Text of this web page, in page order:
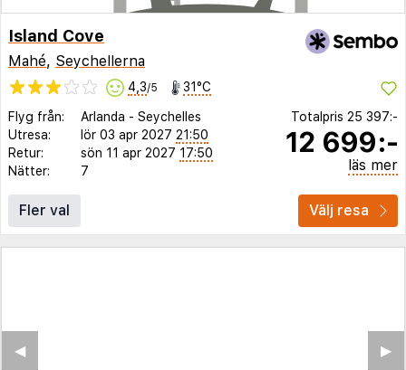
Island Cove
Mahé, Seychellerna
4,3/5 31°C
Flyg från: Arlanda - Seychelles
Utresa:
lör 03 apr 2027 21:50
Retur:
sön 11 apr 2027 17:50
Nätter:
7
Totalpris 25 397:-
12 699:-
läs mer
Fler val Välj resa
▶︎
◀︎